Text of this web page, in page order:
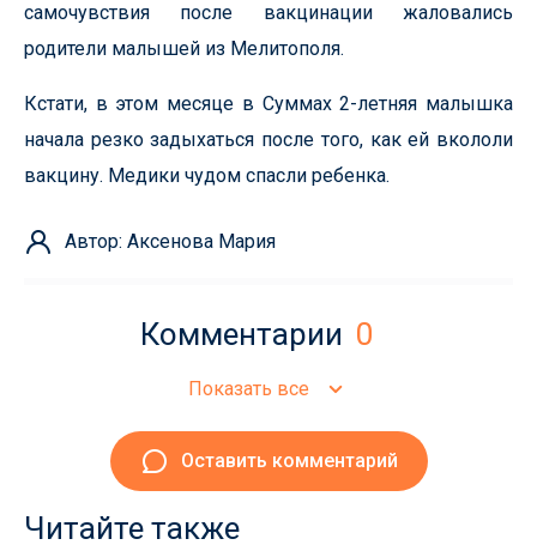
самочувствия после вакцинации жаловались
родители малышей из Мелитополя.
Кстати, в этом месяце в Суммах 2-летняя малышка
начала резко задыхаться после того, как ей вкололи
вакцину. Медики чудом спасли ребенка.
Автор: Аксенова Мария
Комментарии 0
Показать все
Оставить комментарий
Читайте также